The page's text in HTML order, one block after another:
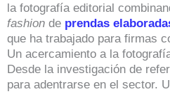
la fotografía editorial
fashion de prendas
que ha trabajado para firmas
Un acercamiento a la
Desde la investigación de
para adentrarse en el sector.